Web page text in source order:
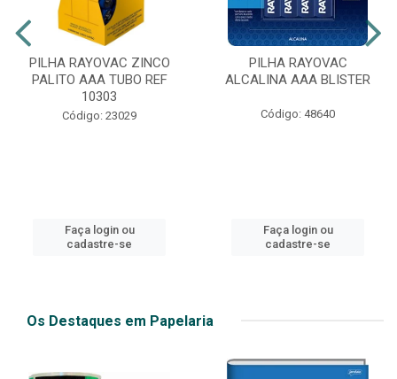
PILHA RAYOVAC ZINCO
PALITO AAA TUBO REF
10303
Código: 23029
Faça login ou
cadastre-se
PILHA RAYOVAC
ALCALINA AAA BLISTER
Código: 48640
Faça login ou
cadastre-se
Os Destaques em Papelaria